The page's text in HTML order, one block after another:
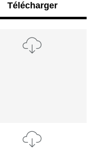
Télécharger